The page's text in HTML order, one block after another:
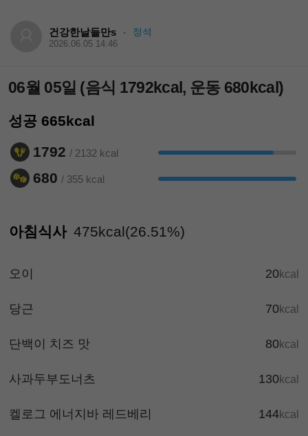
건강한날들만s · 정석
2026.06.05 14:46
06월 05일 (음식 1792kcal, 운동 680kcal)
성공 665kcal
1792 / 2132 kcal
680 / 355 kcal
아침식사 475kcal(26.51%)
오이 20kcal
당근 70kcal
단백이 치즈 맛 80kcal
사과두부도너츠 130kcal
켈로그 에너지바 레드베리 144kcal